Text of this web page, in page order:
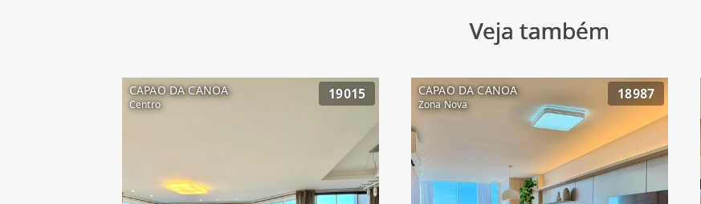
Veja também
CAPAO DA CANOA
Centro
19015 CAPAO DA CANOA
Zona Nova
18987